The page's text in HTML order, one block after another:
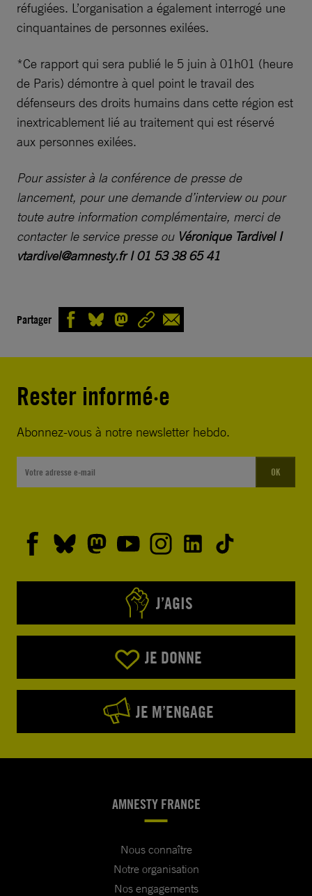
réfugiées. L’organisation a également interrogé une
cinquantaines de personnes exilées.
*Ce rapport qui sera publié le 5 juin à 01h01 (heure
de Paris) démontre à quel point le travail des
défenseurs des droits humains dans cette région est
inextricablement lié au traitement qui est réservé
aux personnes exilées.
Pour assister à la conférence de presse de
lancement, pour une demande d’interview ou pour
toute autre information complémentaire, merci de
contacter le service presse ou Véronique Tardivel I
vtardivel@amnesty.frI 01 53 38 65 41
Partager
Rester informé·e
Abonnez-vous à notre newsletter hebdo.
OK
J’AGIS
JE DONNE
JE M’ENGAGE
AMNESTY FRANCE
Nous connaître
Notre organisation
Nos engagements